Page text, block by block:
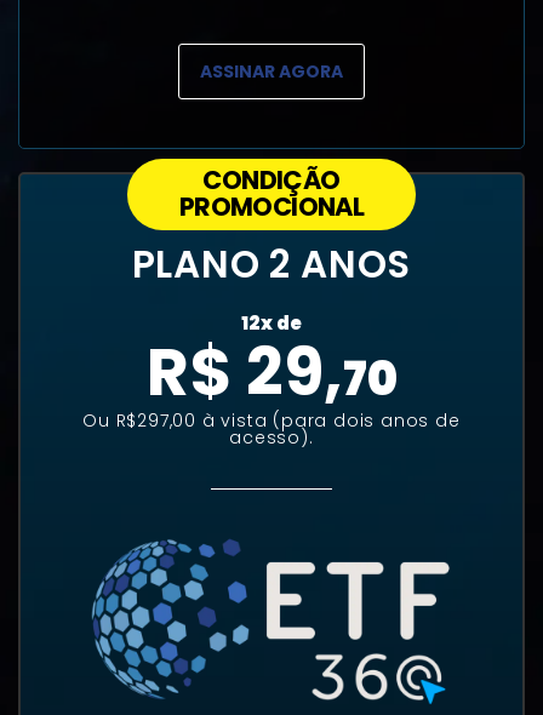
ASSINAR AGORA
CONDIÇÃO
PROMOCIONAL
PLANO 2 ANOS
12x de
R$ 29,70
Ou R$297,00 à vista (para dois anos de
acesso).